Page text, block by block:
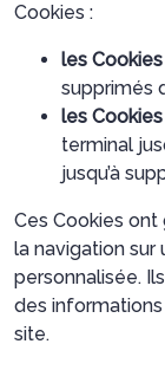
Cookies :
les
supprimés
les
terminal
jusqu’à
Ces Cookies
la navigation sur
personnalisée.
des informations
site.